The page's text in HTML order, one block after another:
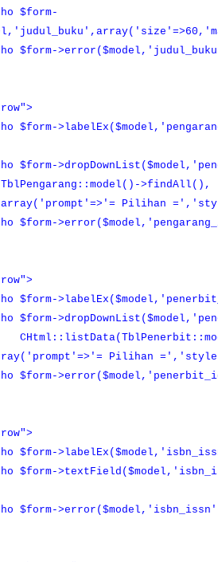
$form-
>findAll(),
Pilihan
Pilihan